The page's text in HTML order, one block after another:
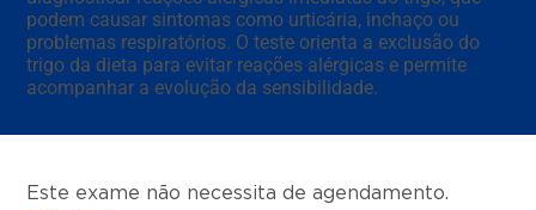
podem causar sintomas como urticária, inchaço ou
problemas respiratórios. O teste orienta a exclusão do
trigo da dieta para evitar reações alérgicas e permite
acompanhar a evolução da sensibilidade.
Este exame não necessita de agendamento.